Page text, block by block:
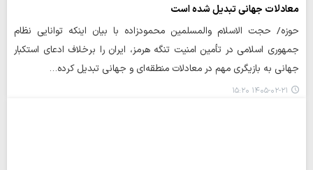
معادلات جهانی تبدیل شده است
حوزه/ حجت الاسلام والمسلمین محمودزاده با بیان اینکه توانایی نظام
جمهوری اسلامی در تأمین امنیت تنگه هرمز، ایران را برخلاف ادعای استکبار
جهانی به بازیگری مهم در معادلات منطقه‌ای و جهانی تبدیل کرده…
۱۴۰۵-۰۲-۲۱ ۱۵:۲۰